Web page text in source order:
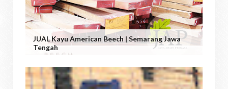
JUAL Kayu American Beech | Semarang Jawa
Tengah